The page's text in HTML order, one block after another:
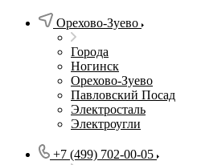
Орехово-Зуево
Города
Ногинск
Орехово-Зуево
Павловский Посад
Электросталь
Электроугли
+7 (499) 702-00-05